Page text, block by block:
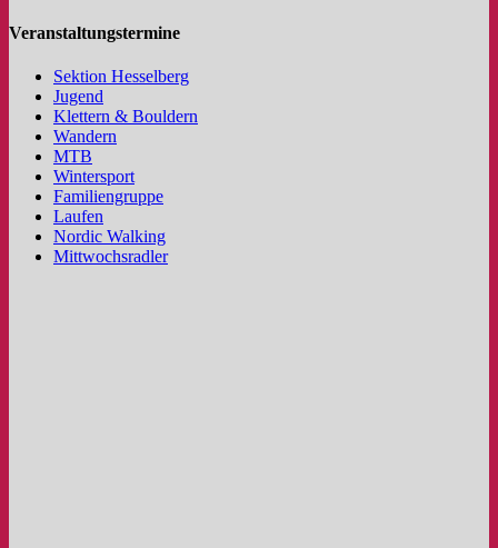
Veranstaltungstermine
Sektion Hesselberg
Jugend
Klettern & Bouldern
Wandern
MTB
Wintersport
Familiengruppe
Laufen
Nordic Walking
Mittwochsradler